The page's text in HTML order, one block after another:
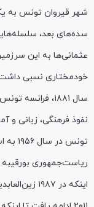
شهر قیروان تونس به
سده‌های بعد،
عثمانی‌ها به این
خودمختاری نسبی داشت
نفوذ فرهنگی، زبانی و
ریاست‌جمهوری بورقیبه
اینکه در